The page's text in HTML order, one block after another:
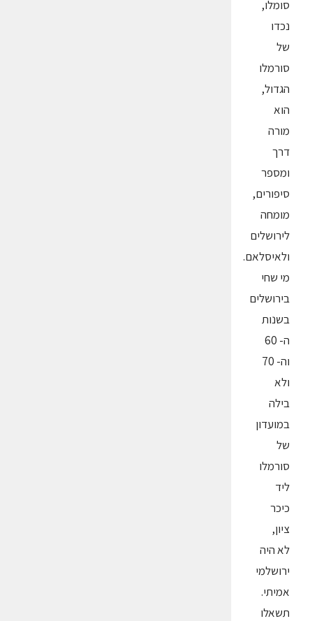
סומלו,
נכדו
של
סורמלו
הגדול,
הוא
מורה
דרך
ומספר
סיפורים,
מומחה
לירושלים
ולאיסלאם.
מי שחי
בירושלים
בשנות
ה- 60
וה- 70
ולא
בילה
במועדון
של
סורמלו
ליד
כיכר
ציון,
לא היה
ירושלמי
אמיתי.
תשאלו